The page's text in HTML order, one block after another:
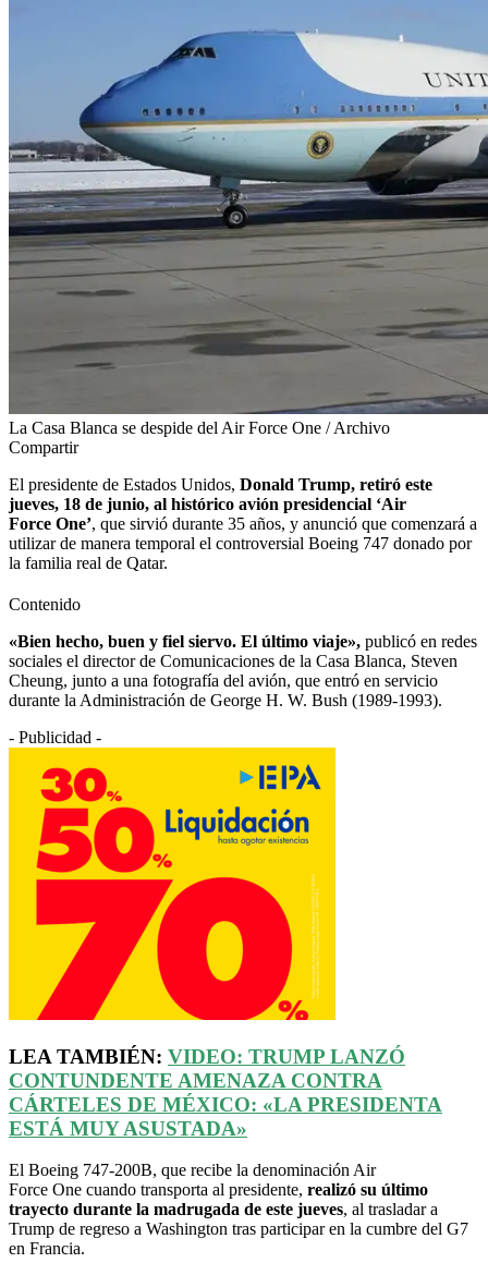
La Casa Blanca se despide del Air Force One / Archivo
Compartir
El presidente de Estados Unidos, Donald Trump, retiró este
jueves, 18 de junio, al histórico avión presidencial ‘Air
Force One’, que sirvió durante 35 años, y anunció que comenzará a
utilizar de manera temporal el controversial Boeing 747 donado por
la familia real de Qatar.
Contenido
«Bien hecho, buen y fiel siervo. El último viaje», publicó en redes
sociales el director de Comunicaciones de la Casa Blanca, Steven
Cheung, junto a una fotografía del avión, que entró en servicio
durante la Administración de George H. W. Bush (1989-1993).
- Publicidad -
LEA TAMBIÉN: VIDEO: TRUMP LANZÓ
CONTUNDENTE AMENAZA CONTRA
CÁRTELES DE MÉXICO: «LA PRESIDENTA
ESTÁ MUY ASUSTADA»
El Boeing 747-200B, que recibe la denominación Air
Force One cuando transporta al presidente, realizó su último
trayecto durante la madrugada de este jueves, al trasladar a
Trump de regreso a Washington tras participar en la cumbre del G7
en Francia.